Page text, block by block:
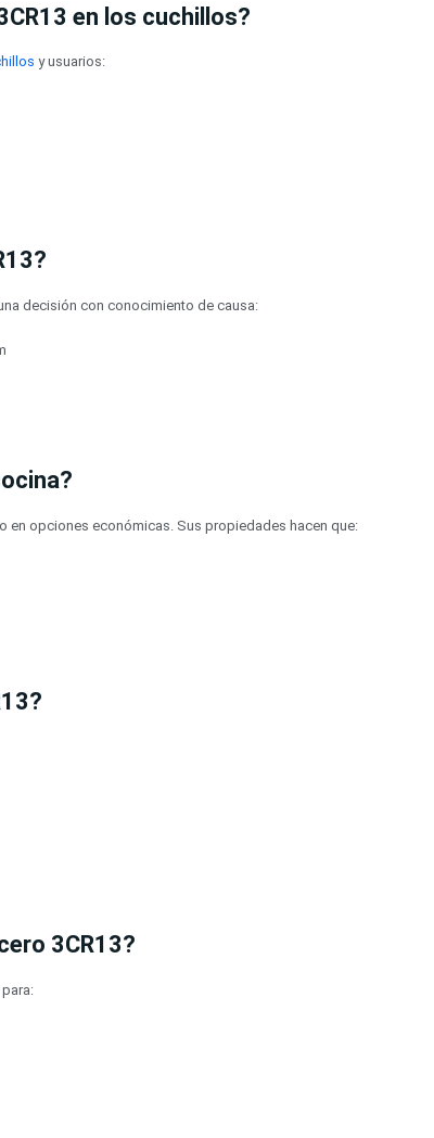
en los cuchillos?
y usuarios:
decisión con conocimiento de causa:
en opciones económicas. Sus propiedades hacen que:
3CR13?